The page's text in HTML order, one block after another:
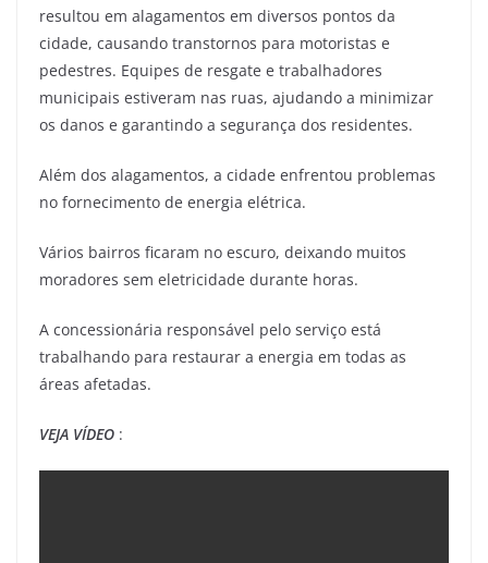
resultou em alagamentos em diversos pontos da
cidade, causando transtornos para motoristas e
pedestres. Equipes de resgate e trabalhadores
municipais estiveram nas ruas, ajudando a minimizar
os danos e garantindo a segurança dos residentes.
Além dos alagamentos, a cidade enfrentou problemas
no fornecimento de energia elétrica.
Vários bairros ficaram no escuro, deixando muitos
moradores sem eletricidade durante horas.
A concessionária responsável pelo serviço está
trabalhando para restaurar a energia em todas as
áreas afetadas.
VEJA VÍDEO :